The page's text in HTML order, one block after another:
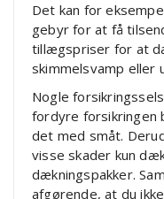
Det kan for
gebyr for at få
tillægspriser for at
skimmelsvamp eller
Nogle
fordyre forsikringen
det med småt.
visse skader kun
dækningspakker.
afgørende, at du